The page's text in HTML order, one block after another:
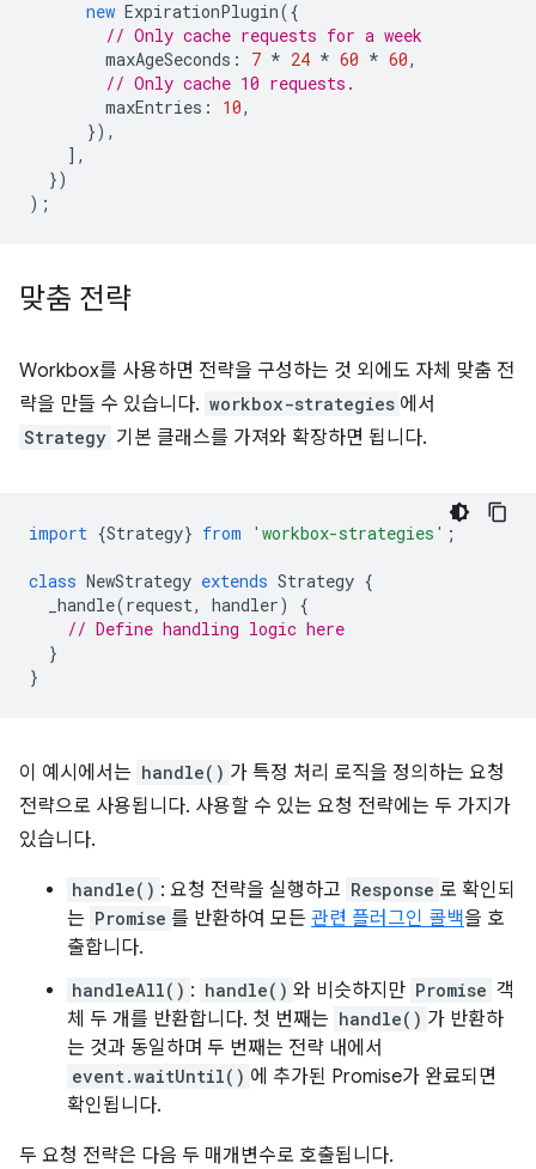
new ExpirationPlugin({
// Only cache requests for a week
maxAgeSeconds : 7 * 24 * 60 * 60,
// Only cache 10 requests.
maxEntries : 10,
}),
],
})
);
맞춤 전략
Workbox를 사용하면 전략을 구성하는 것 외에도 자체 맞춤 전
략을 만들 수 있습니다. workbox-strategies 에서
Strategy 기본 클래스를 가져와 확장하면 됩니다.
import {Strategy} from 'workbox-strategies' ;
class NewStrategy extends Strategy {
_handle(request, handler)
{
// Define handling logic here
}
}
이 예시에서는 handle() 가 특정 처리 로직을 정의하는 요청
전략으로 사용됩니다. 사용할 수 있는 요청 전략에는 두 가지가
있습니다.
handle() : 요청 전략을 실행하고 Response 로 확인되
는 Promise 를 반환하여 모든 관련 플러그인 콜백을 호
출합니다.
handleAll() : handle() 와 비슷하지만 Promise 객
체 두 개를 반환합니다. 첫 번째는 handle() 가 반환하
는 것과 동일하며 두 번째는 전략 내에서
event.waitUntil() 에 추가된 Promise가 완료되면
확인됩니다.
두 요청 전략은 다음 두 매개변수로 호출됩니다.